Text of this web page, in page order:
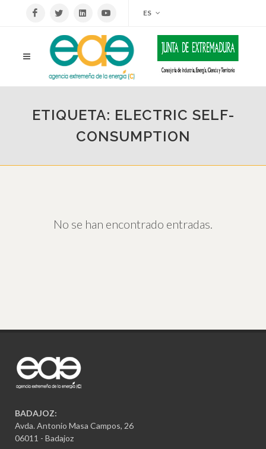
ES
ETIQUETA: ELECTRIC SELF-
CONSUMPTION
No se han encontrado entradas.
BADAJOZ:
Avda. Antonio Masa Campos, 26
06011 - Badajoz